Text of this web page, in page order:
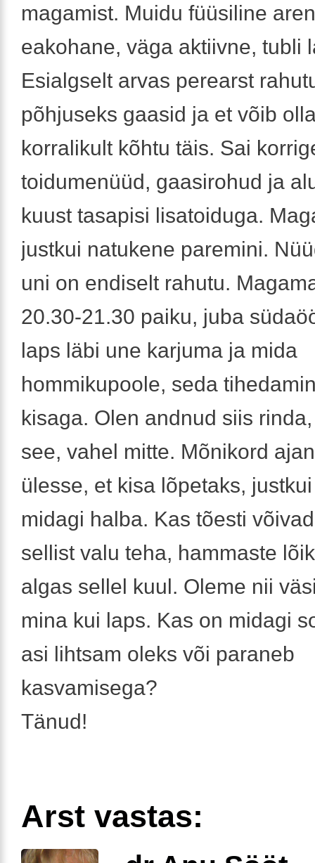
magamist. Muidu füüsiline
eakohane, väga aktiivne, tubli
Esialgselt arvas perearst
põhjuseks gaasid ja et võib
korralikult kõhtu täis. Sai
toidumenüüd, gaasirohud ja
kuust tasapisi lisatoiduga.
justkui natukene paremini.
uni on endiselt rahutu.
20.30-21.30 paiku, juba
laps läbi une karjuma ja mida
hommikupoole, seda
kisaga. Olen andnud siis
see, vahel mitte. Mõnikord
ülesse, et kisa lõpetaks,
midagi halba. Kas tõesti
sellist valu teha, hammaste
algas sellel kuul. Oleme nii
mina kui laps. Kas on midagi
asi lihtsam oleks või paraneb
kasvamisega?
Tänud!
Arst vastas: